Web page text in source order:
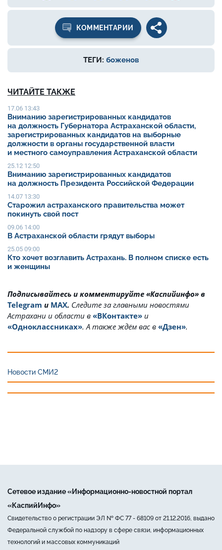
КОММЕНТАРИИ
ТЕГИ: боженов
ЧИТАЙТЕ ТАКЖЕ
17.06 13:43
Вниманию зарегистрированных кандидатов
на должность Губернатора Астраханской области,
зарегистрированных кандидатов на выборные
должности в органы государственной власти
и местного самоуправления Астраханской области
25.12 12:50
Вниманию зарегистрированных кандидатов
на должность Президента Российской Федерации
14.07 13:30
Старожил астраханского правительства может
покинуть свой пост
09.06 14:00
В Астраханской области грядут выборы
25.05 09:00
Кто хочет возглавить Астрахань. В полном списке есть
и женщины
Подписывайтесь и комментируйте «Каспийинфо» в
Telegram и MAX. Cледите за главными новостями
Астрахани и области в «ВКонтакте» и
«Одноклассниках». А также ждём вас в «Дзен».
Новости СМИ2
Сетевое издание «Информационно-новостной портал
«КаспийИнфо»
Свидетельство о регистрации ЭЛ № ФС 77 - 68109 от 21.12.2016, выдано
Федеральной службой по надзору в сфере связи, информационных
технологий и массовых коммуникаций